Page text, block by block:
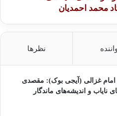
محمد احمدیان
نظرها
امام غزالی (آیجی بوک): مقصدی
نایاب و اندیشه‌های ماندگار